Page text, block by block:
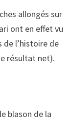
allongés sur
ont en effet vu
de l’histoire de
résultat net).
blason de la